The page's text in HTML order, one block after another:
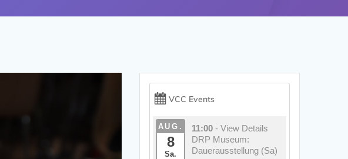
VCC Events
AUG.
8
Sa.
11:00 - View Details
DRP Museum:
Dauerausstellung (Sa)